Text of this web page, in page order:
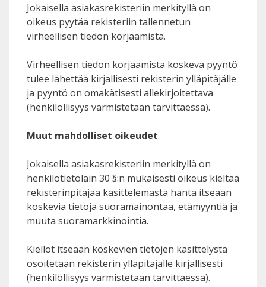
Jokaisella asiakasrekisteriin merkityllä on
oikeus pyytää rekisteriin tallennetun
virheellisen tiedon korjaamista.
Virheellisen tiedon korjaamista koskeva pyyntö
tulee lähettää kirjallisesti rekisterin ylläpitäjälle
ja pyyntö on omakätisesti allekirjoitettava
(henkilöllisyys varmistetaan tarvittaessa).
Muut mahdolliset oikeudet
Jokaisella asiakasrekisteriin merkityllä on
henkilötietolain 30 §:n mukaisesti oikeus kieltää
rekisterinpitäjää käsittelemästä häntä itseään
koskevia tietoja suoramainontaa, etämyyntiä ja
muuta suoramarkkinointia.
Kiellot itseään koskevien tietojen käsittelystä
osoitetaan rekisterin ylläpitäjälle kirjallisesti
(henkilöllisyys varmistetaan tarvittaessa).